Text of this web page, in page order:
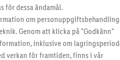
upp
för dessa ändamål.
om
Genom att klicka på "Godkänn"
inklusive om
verkan för framtiden, finns i vår